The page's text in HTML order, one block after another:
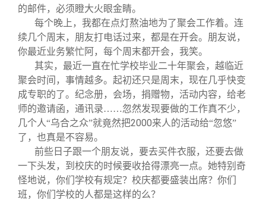
校友视界
校友服务
终身学习
三创大赛
校友总会
会长致辞
关闭
的邮件，必须瞪大火眼金睛。
每个晚上，我都在点灯熬油地为了聚会工作着。连
续几个周末，朋友打电话过来，都是在开会。朋友说，
你最近业务繁忙阿，每个周末都开会，我笑。
其实，最近一直在忙学校毕业二十年聚会，越临近
聚会时间，事情越多。起初还只是周末，现在几乎快变
成专职的了。纪念册，会场，捐赠物，活动内容，给老
师的邀请函，通讯录……忽然发现要做的工作真不少，
几个人“乌合之众”就竟然把2000来人的活动给“忽悠”
了，也真是不容易。
前些日子跟一个朋友说，要去买件衣服，还要去做
一下头发，到校庆的时候要收拾得漂亮一点。她特别奇
怪地说，你们学校有规定？校庆都要盛装出席？你们
班，你们学校的人都是这样的么？